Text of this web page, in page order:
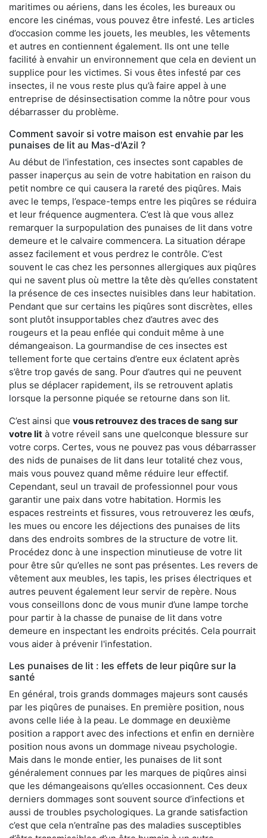
maritimes ou aériens, dans les écoles, les bureaux ou
encore les cinémas, vous pouvez être infesté. Les articles
d’occasion comme les jouets, les meubles, les vêtements
et autres en contiennent également. Ils ont une telle
facilité à envahir un environnement que cela en devient un
supplice pour les victimes. Si vous êtes infesté par ces
insectes, il ne vous reste plus qu’à faire appel à une
entreprise de désinsectisation comme la nôtre pour vous
débarrasser du problème.
Comment savoir si votre maison est envahie par les
punaises de lit au Mas-d'Azil ?
Au début de l'infestation, ces insectes sont capables de
passer inaperçus au sein de votre habitation en raison du
petit nombre ce qui causera la rareté des piqûres. Mais
avec le temps, l’espace-temps entre les piqûres se réduira
et leur fréquence augmentera. C’est là que vous allez
remarquer la surpopulation des punaises de lit dans votre
demeure et le calvaire commencera. La situation dérape
assez facilement et vous perdrez le contrôle. C’est
souvent le cas chez les personnes allergiques aux piqûres
qui ne savent plus où mettre la tête dès qu’elles constatent
la présence de ces insectes nuisibles dans leur habitation.
Pendant que sur certains les piqûres sont discrètes, elles
sont plutôt insupportables chez d’autres avec des
rougeurs et la peau enflée qui conduit même à une
démangeaison. La gourmandise de ces insectes est
tellement forte que certains d’entre eux éclatent après
s’être trop gavés de sang. Pour d’autres qui ne peuvent
plus se déplacer rapidement, ils se retrouvent aplatis
lorsque la personne piquée se retourne dans son lit.
C’est ainsi que vous retrouvez des traces de sang sur
votre lit à votre réveil sans une quelconque blessure sur
votre corps. Certes, vous ne pouvez pas vous débarrasser
des nids de punaises de lit dans leur totalité chez vous,
mais vous pouvez quand même réduire leur effectif.
Cependant, seul un travail de professionnel pour vous
garantir une paix dans votre habitation. Hormis les
espaces restreints et fissures, vous retrouverez les œufs,
les mues ou encore les déjections des punaises de lits
dans des endroits sombres de la structure de votre lit.
Procédez donc à une inspection minutieuse de votre lit
pour être sûr qu’elles ne sont pas présentes. Les revers de
vêtement aux meubles, les tapis, les prises électriques et
autres peuvent également leur servir de repère. Nous
vous conseillons donc de vous munir d’une lampe torche
pour partir à la chasse de punaise de lit dans votre
demeure en inspectant les endroits précités. Cela pourrait
vous aider à prévenir l'infestation.
Les punaises de lit : les effets de leur piqûre sur la
santé
En général, trois grands dommages majeurs sont causés
par les piqûres de punaises. En première position, nous
avons celle liée à la peau. Le dommage en deuxième
position a rapport avec des infections et enfin en dernière
position nous avons un dommage niveau psychologie.
Mais dans le monde entier, les punaises de lit sont
généralement connues par les marques de piqûres ainsi
que les démangeaisons qu’elles occasionnent. Ces deux
derniers dommages sont souvent source d’infections et
aussi de troubles psychologiques. La grande satisfaction
c’est que cela n’entraîne pas des maladies susceptibles